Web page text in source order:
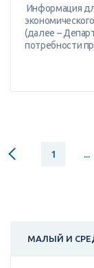
Информация
(далее –
потребности
1 ...
МАЛЫЙ И